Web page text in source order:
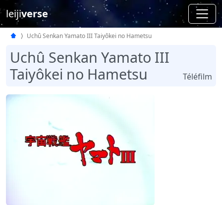
leijiverse
Uchû Senkan Yamato III Taiyôkei no Hametsu
Uchû Senkan Yamato III
Taiyôkei no Hametsu
Téléfilm